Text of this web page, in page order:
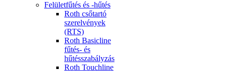
Felületfűtés és -hűtés
Roth csőtartó
szerelvények
(RTS)
Roth Basicline
fűtés- és
hűtésszabályzás
Roth Touchline